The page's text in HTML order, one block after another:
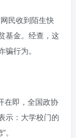
民收到陌生快
基金。经查，这
行为。
在即，全国政协
示：大学校门的